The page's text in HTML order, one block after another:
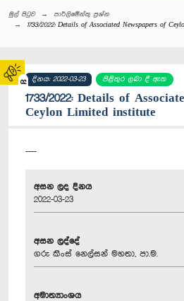
02
මුල් පිටුව
පාර්ලි‌මේන්තු‌ ප්‍රශ්න
1733/2022: Details of Associated Newspapers of
දිනය: 2022-03-23 පිළිතුර ලබා දී ඇත
1733/2022: Details of
Ceylon Limited institute
----
අසන ලද දිනය
2022-03-23
අසන ලද්දේ
ගරු කිංස් නෙල්සන් මහතා, පා.ම.
අමාත්‍යාංශය